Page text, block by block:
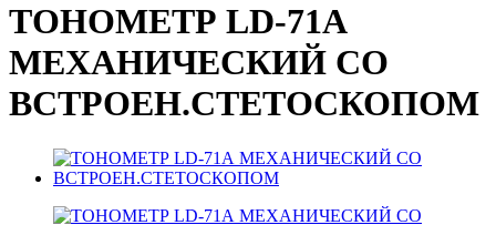
ТОНОМЕТР LD-71А
МЕХАНИЧЕСКИЙ СО
ВСТРОЕН.СТЕТОСКОПОМ